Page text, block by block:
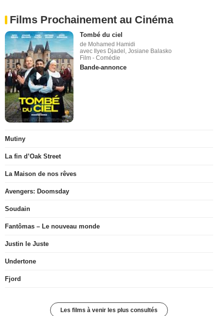
Films Prochainement au Cinéma
Tombé du ciel
de Mohamed Hamidi
avec Ilyes Djadel, Josiane Balasko
Film - Comédie
Bande-annonce
Mutiny
La fin d’Oak Street
La Maison de nos rêves
Avengers: Doomsday
Soudain
Fantômas – Le nouveau monde
Justin le Juste
Undertone
Fjord
Les films à venir les plus consultés